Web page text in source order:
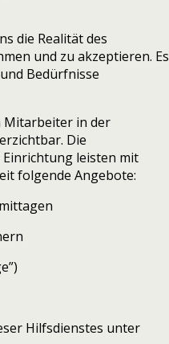
die Realität des
und zu akzeptieren. Es
Bedürfnisse
Mitarbeiter in der
Die
leisten mit
folgende Angebote:
Hilfsdienstes unter